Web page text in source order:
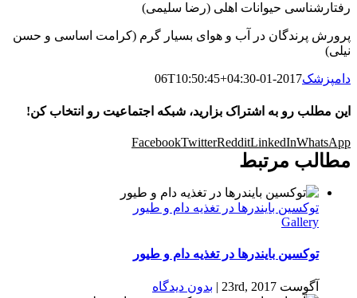
رفتارشناسی حیوانات اهلی (رضا سلیمی)
پرورش پرندگان در آب و هوای بسیار گرم (کرامت اساسی و حسن
نیلی)
دامپزشک2017-01-06T10:50:45+04:30
این مطلب رو به اشتراک بزارید، شبکه اجتماعیت رو انتخاب کن!
FacebookTwitterRedditLinkedInWhatsApp
مطالب مرتبط
توکسین بایندرها در تغذیه دام و طیور
Gallery
توکسین بایندرها در تغذیه دام و طیور
آگوست 23rd, 2017 | بدون ديدگاه